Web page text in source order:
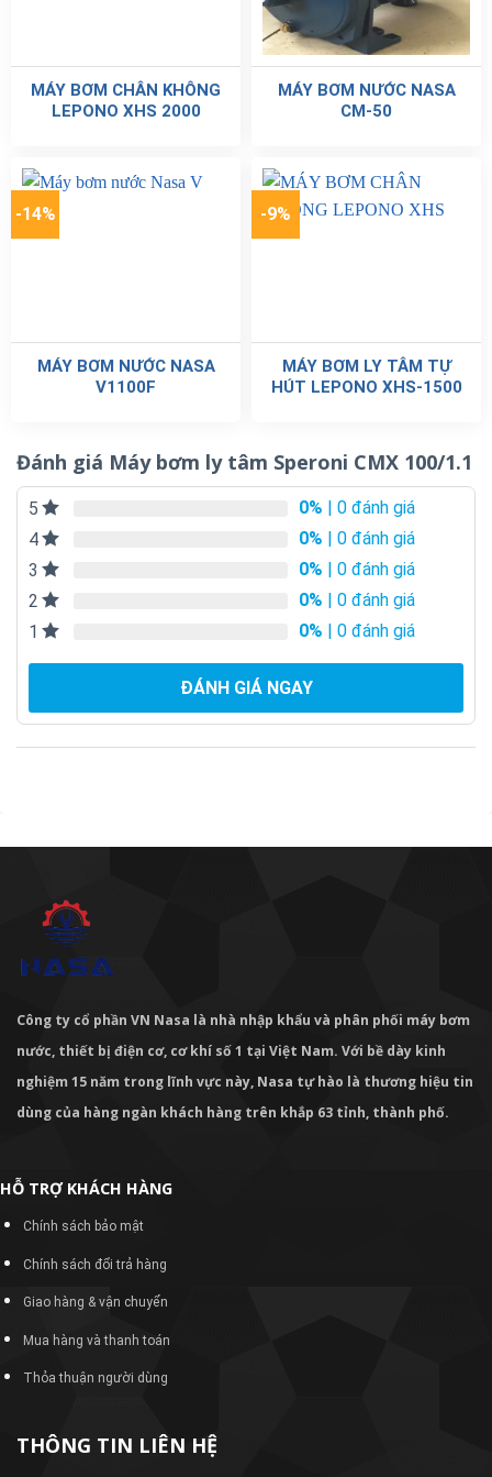
MÁY BƠM CHÂN KHÔNG
LEPONO XHS 2000
MÁY BƠM NƯỚC NASA
CM-50
-14%
MÁY BƠM NƯỚC NASA
V1100F
-9%
MÁY BƠM LY TÂM TỰ
HÚT LEPONO XHS-1500
Đánh giá Máy bơm ly tâm Speroni CMX 100/1.1
5 0% | 0 đánh giá
4
0% | 0 đánh giá
3
0% | 0 đánh giá
2
0% | 0 đánh giá
1
0% | 0 đánh giá
ĐÁNH GIÁ NGAY
Công ty cổ phần VN Nasa là nhà nhập khẩu và phân phối máy bơm
nước, thiết bị điện cơ, cơ khí số 1 tại Việt Nam. Với bề dày kinh
nghiệm 15 năm trong lĩnh vực này, Nasa tự hào là thương hiệu tin
dùng của hàng ngàn khách hàng trên khắp 63 tỉnh, thành phố.
HỖ TRỢ KHÁCH HÀNG
Chính sách bảo mật
Chính sách đổi trả hàng
Giao hàng & vận chuyển
Mua hàng và thanh toán
Thỏa thuận người dùng
THÔNG TIN LIÊN HỆ